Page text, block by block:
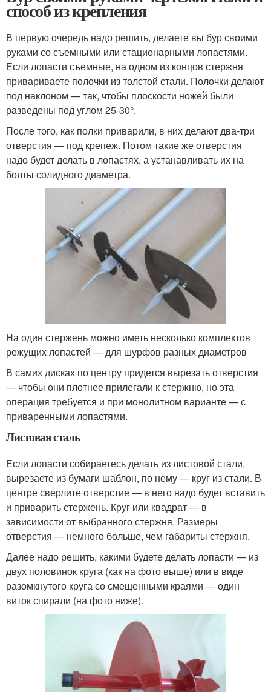
способ из крепления
В первую очередь надо решить, делаете вы бур своими
руками со съемными или стационарными лопастями.
Если лопасти съемные, на одном из концов стержня
привариваете полочки из толстой стали. Полочки делают
под наклоном — так, чтобы плоскости ножей были
разведены под углом 25-30°.
После того, как полки приварили, в них делают два-три
отверстия — под крепеж. Потом такие же отверстия
надо будет делать в лопастях, а устанавливать их на
болты солидного диаметра.
На один стержень можно иметь несколько комплектов
режущих лопастей — для шурфов разных диаметров
В самих дисках по центру придется вырезать отверстия
— чтобы они плотнее прилегали к стержню, но эта
операция требуется и при монолитном варианте — с
приваренными лопастями.
Листовая сталь
Если лопасти собираетесь делать из листовой стали,
вырезаете из бумаги шаблон, по нему — круг из стали. В
центре сверлите отверстие — в него надо будет вставить
и приварить стержень. Круг или квадрат — в
зависимости от выбранного стержня. Размеры
отверстия — немного больше, чем габариты стержня.
Далее надо решить, какими будете делать лопасти — из
двух половинок круга (как на фото выше) или в виде
разомкнутого круга со смещенными краями — один
виток спирали (на фото ниже).